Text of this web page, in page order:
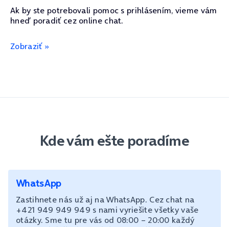
Ak by ste potrebovali pomoc s prihlásením, vieme vám
hneď poradiť cez online chat.
Zobraziť »
Kde vám ešte poradíme
WhatsApp
Zastihnete nás už aj na WhatsApp. Cez chat na
+421 949 949 949 s nami vyriešite všetky vaše
otázky. Sme tu pre vás od 08:00 – 20:00 každý